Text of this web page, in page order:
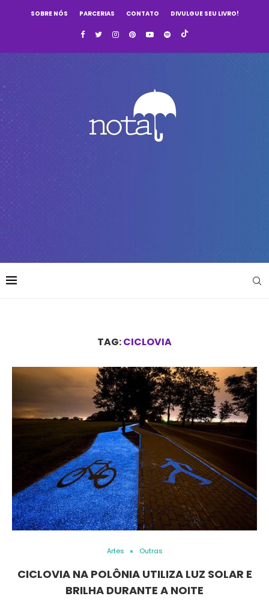
SOBRE NÓS PARCERIAS CONTATO DIVULGUE SEU LIVRO!
TAG:CICLOVIA
Artes Outras
CICLOVIA NA POLÔNIA UTILIZA LUZ SOLAR E
BRILHA DURANTE A NOITE